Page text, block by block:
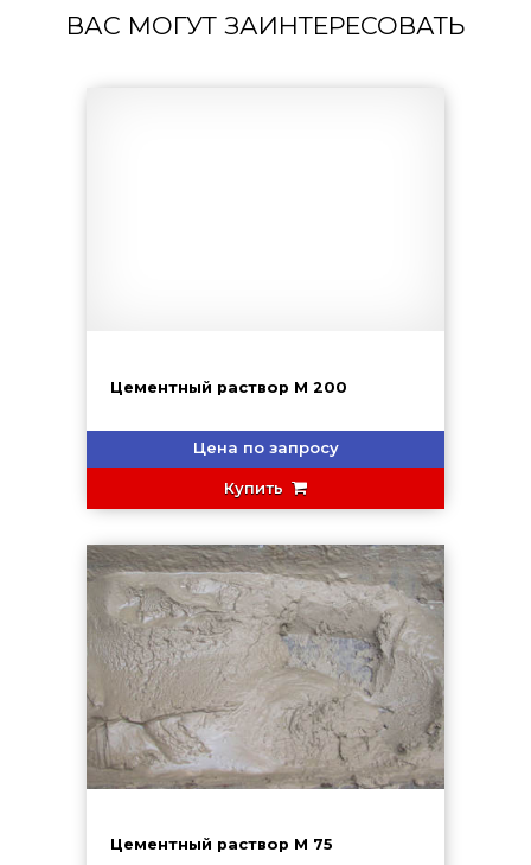
ВАС МОГУТ ЗАИНТЕРЕСОВАТЬ
Цементный раствор М 200
Цена по запросу
Купить
Цементный раствор М 75